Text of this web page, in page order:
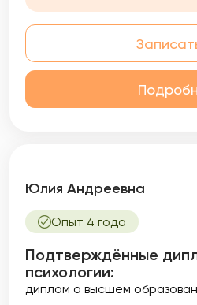
Юлия Андреевна
Опыт 4 года
Подтверждённые
психологии:
диплом о высшем